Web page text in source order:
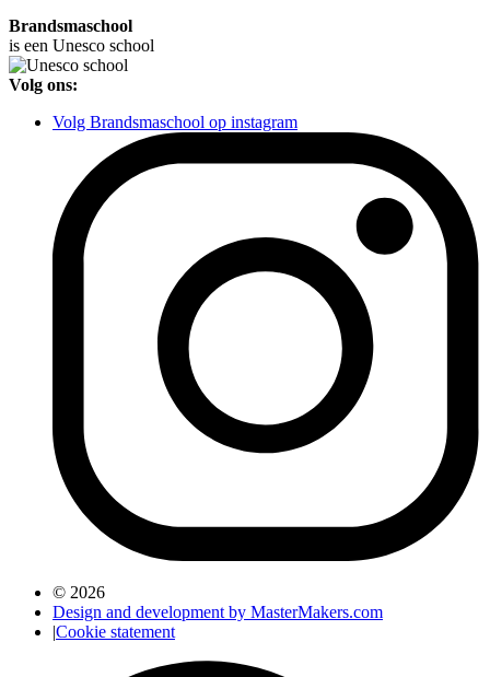
Brandsmaschool
is een Unesco school
Volg ons:
Volg Brandsmaschool op instagram
© 2026
Design and development by MasterMakers.com
|Cookie statement